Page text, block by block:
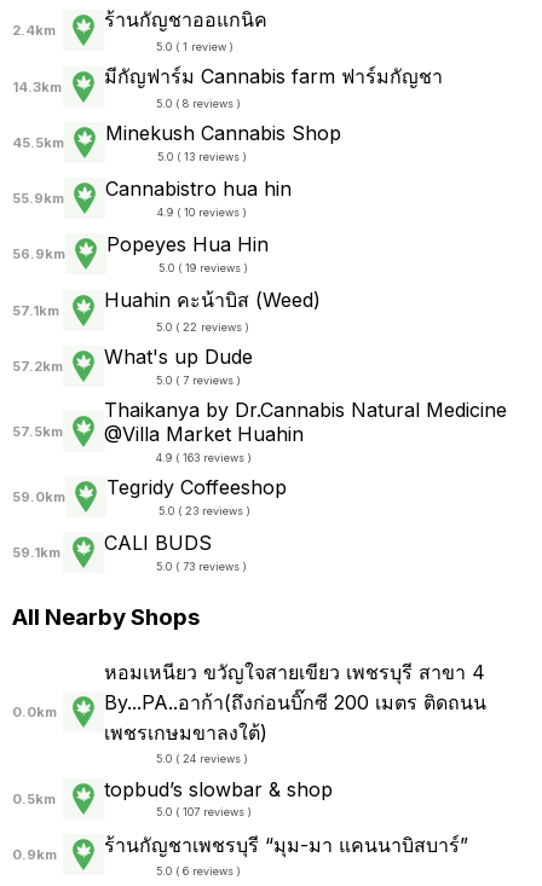
2.4km ร้านกัญชาออแกนิค
5.0 ( 1 review )
14.3km มีกัญฟาร์ม Cannabis farm ฟาร์มกัญชา
5.0 ( 8 reviews )
45.5km Minekush Cannabis Shop
5.0 ( 13 reviews )
55.9km Cannabistro hua hin
4.9 ( 10 reviews )
56.9km Popeyes Hua Hin
5.0 ( 19 reviews )
57.1km Huahin คะน้าบิส (Weed)
5.0 ( 22 reviews )
57.2km What's up Dude
5.0 ( 7 reviews )
57.5km
Thaikanya by Dr.Cannabis Natural Medicine
@Villa Market Huahin
4.9 ( 163 reviews )
59.0km Tegridy Coffeeshop
5.0 ( 23 reviews )
59.1km CALI BUDS
5.0 ( 73 reviews )
All Nearby Shops
0.0km
หอมเหนียว ขวัญใจสายเขียว เพชรบุรี สาขา 4
By...PA..อาก้า(ถึงก่อนบิ๊กซี 200 เมตร ติดถนน
เพชรเกษมขาลงใต้)
5.0 ( 24 reviews )
0.5km topbud’s slowbar & shop
5.0 ( 107 reviews )
0.9km ร้านกัญชาเพชรบุรี “มุม-มา แคนนาบิสบาร์”
5.0 ( 6 reviews )